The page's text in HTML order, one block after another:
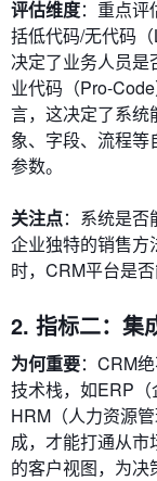
评估维度：重点
括低代码/无代码
决定了业务人员
业代码（Pro-
言，这决定了系统
象、字段、流程
参数。
关注点：系统是
企业独特的销售方
时，CRM平台是
2. 指标二：集
为何重要：CRM
技术栈，如ERP（
HRM（人力资源
成，才能打通从
的客户视图，为决